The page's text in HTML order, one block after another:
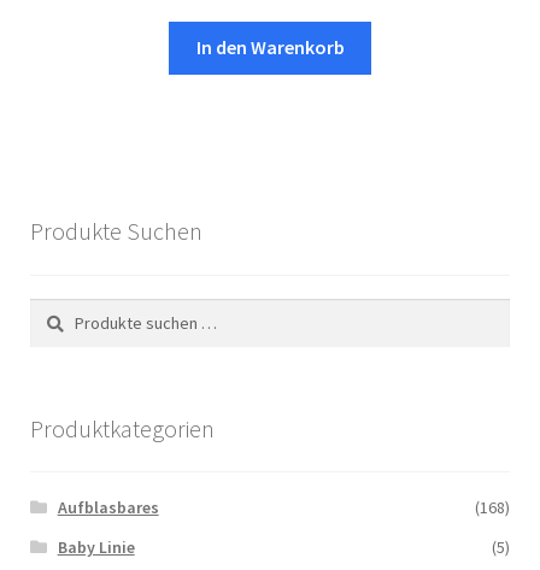
In den Warenkorb
Produkte Suchen
Suchen
nach:
Suchen
Produktkategorien
Aufblasbares
(168)
Baby Linie
(5)